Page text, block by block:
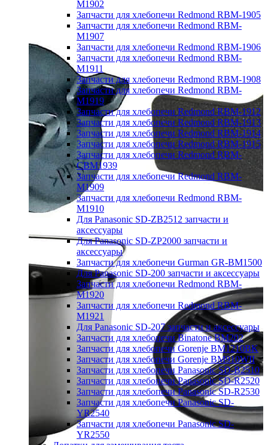
M1902
Запчасти для хлебопечи Redmond RBM-1905
Запчасти для хлебопечи Redmond RBM-
M1907
Запчасти для хлебопечи Redmond RBM-1906
Запчасти для хлебопечи Redmond RBM-
M1911
Запчасти для хлебопечи Redmond RBM-1908
Запчасти для хлебопечи Redmond RBM-
M1919
Запчасти для хлебопечи Redmond RBM-1912
Запчасти для хлебопечи Redmond RBM-1913
Запчасти для хлебопечи Redmond RBM-1914
Запчасти для хлебопечи Redmond RBM-1915
Запчасти для хлебопечи Redmond RBM-
CBM1939
Запчасти для хлебопечи Redmond RBM-
M1909
Запчасти для хлебопечи Redmond RBM-
M1910
Для Panasonic SD-ZB2512 запчасти и
аксессуары
Для Panasonic SD-ZP2000 запчасти и
аксессуары
Запчасти для хлебопечи Gurman GR-BM1500
Для Panasonic SD-200 запчасти и аксессуары
Запчасти для хлебопечи Redmond RBM-
M1920
Запчасти для хлебопечи Redmond RBM-
M1921
Для Panasonic SD-207 запчасти и аксессуары
Запчасти для хлебопечи Binatone BM202
Запчасти для хлебопечи Gorenje BM1210BK
Запчасти для хлебопечи Gorenje BM910WII
Запчасти для хлебопечи Panasonic SD-B2510
Запчасти для хлебопечи Panasonic SD-R2520
Запчасти для хлебопечи Panasonic SD-R2530
Запчасти для хлебопечи Panasonic SD-
YR2540
Запчасти для хлебопечи Panasonic SD-
YR2550